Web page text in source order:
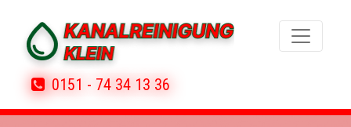
0151 - 74 34 13 36